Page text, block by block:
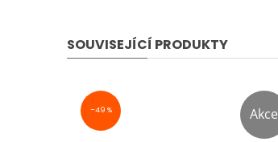
SOUVISEJÍCÍ PRODUKTY
Akce
–49 %